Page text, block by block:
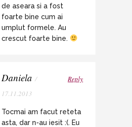
de aseara si a fost
foarte bine cum ai
umplut formele. Au
crescut foarte bine.
Daniela /
17.11.2013
Reply
Tocmai am facut reteta
asta, dar n-au iesit :(. Eu